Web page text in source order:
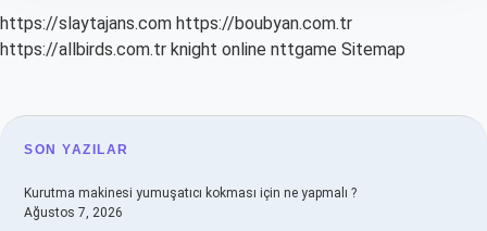
https://slaytajans.com https://boubyan.com.tr
https://allbirds.com.tr knight online nttgame Sitemap
SIDEBAR
SON YAZILAR
Kurutma makinesi yumuşatıcı kokması için ne yapmalı ?
Ağustos 7, 2026